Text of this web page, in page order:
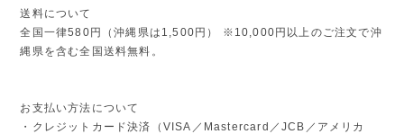
送料について
全国一律580円（沖縄県は1,500円） ※10,000円以上のご注文で沖
縄県を含む全国送料無料。
お支払い方法について
・クレジットカード決済（VISA／Mastercard／JCB／アメリカ